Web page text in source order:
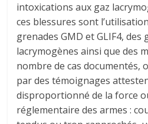
intoxications aux gaz
ces blessures sont
grenades GMD et GLIF4, des
lacrymogènes ainsi que des
nombre de cas documentés,
par des témoignages
disproportionné de la force
réglementaire des armes :